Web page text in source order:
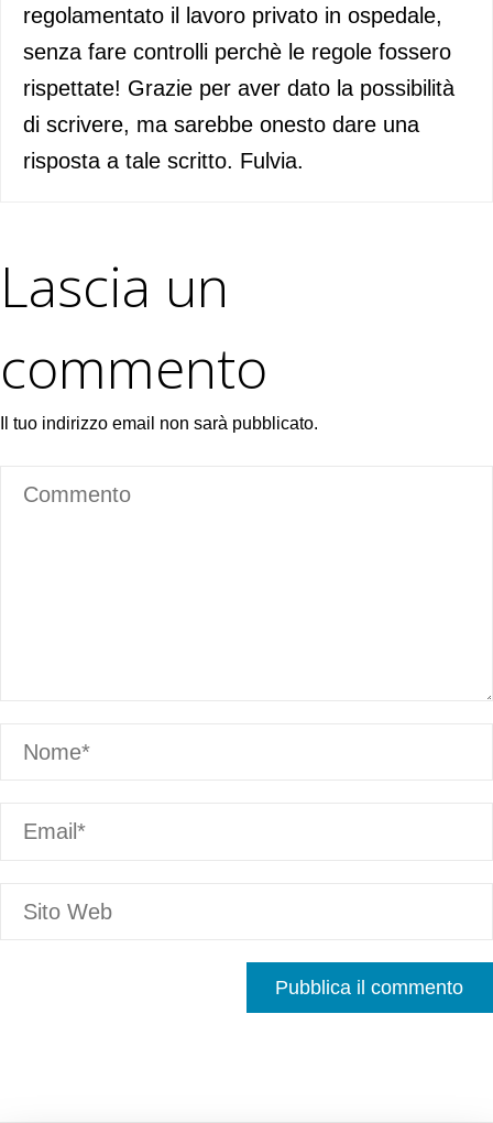
regolamentato il lavoro privato in ospedale,
senza fare controlli perchè le regole fossero
rispettate! Grazie per aver dato la possibilità
di scrivere, ma sarebbe onesto dare una
risposta a tale scritto. Fulvia.
Lascia un
commento
Il tuo indirizzo email non sarà pubblicato.